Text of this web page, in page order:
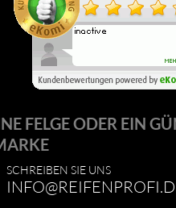
FELGE ODER EIN
SCHREIBEN SIE UNS